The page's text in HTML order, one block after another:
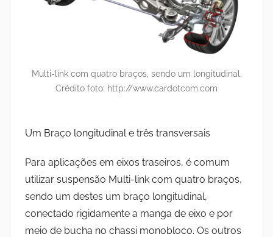
Multi-link com quatro braços, sendo um longitudinal.
Crédito foto: http://www.cardotcom.com
Um Braço longitudinal e três transversais
Para aplicações em eixos traseiros, é comum
utilizar suspensão Multi-link com quatro braços,
sendo um destes um braço longitudinal,
conectado rigidamente a manga de eixo e por
meio de bucha no chassi monobloco. Os outros